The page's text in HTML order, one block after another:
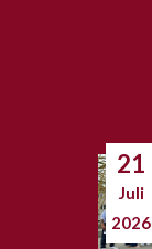
21
Juli
2026